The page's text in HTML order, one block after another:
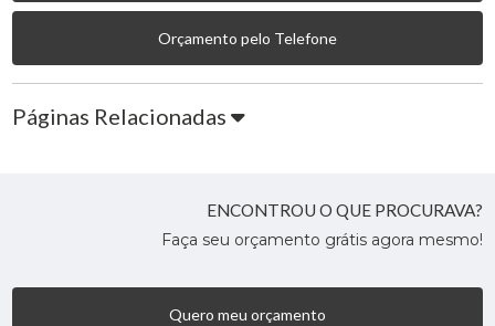
Orçamento pelo Telefone
Páginas Relacionadas
ENCONTROU O QUE PROCURAVA?
Faça seu orçamento grátis agora mesmo!
Quero meu orçamento